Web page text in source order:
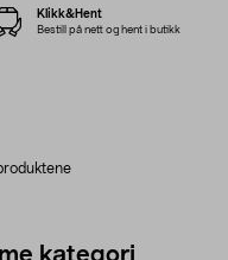
Klikk&Hent
Bestill på nett og hent i butikk
kategori